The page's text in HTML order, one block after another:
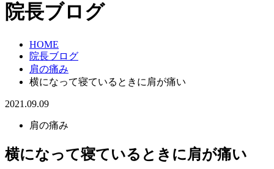
院長ブログ
HOME
院長ブログ
肩の痛み
横になって寝ているときに肩が痛い
2021.09.09
肩の痛み
横になって寝ているときに肩が痛い